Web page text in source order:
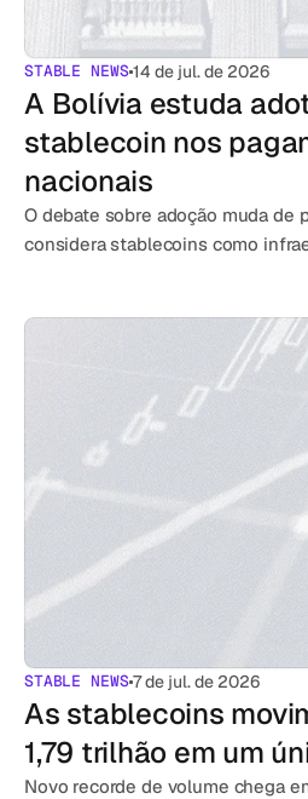
STABLE NEWS14 de jul. de 2026
A Bolívia estuda
stablecoin nos
nacionais
O debate sobre adoção muda de
considera stablecoins como
STABLE NEWS7 de jul. de 2026
As stablecoins
1,79 trilhão em um
Novo recorde de volume chega